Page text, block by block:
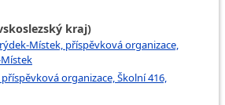
kraj)
Místek, příspěvková organizace,
organizace, Školní 416,